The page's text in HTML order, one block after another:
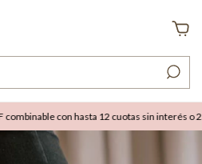
con hasta 12 cuotas sin interés o